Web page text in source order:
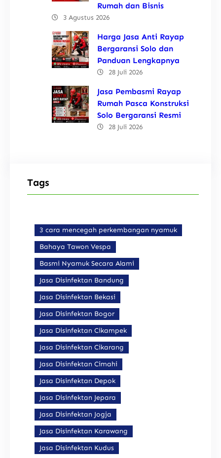
Rumah dan Bisnis
3 Agustus 2026
Harga Jasa Anti Rayap
Bergaransi Solo dan
Panduan Lengkapnya
28 Juli 2026
Jasa Pembasmi Rayap
Rumah Pasca Konstruksi
Solo Bergaransi Resmi
28 Juli 2026
Tags
3 cara mencegah perkembangan nyamuk
Bahaya Tawon Vespa
Basmi Nyamuk Secara Alami
Jasa Disinfektan Bandung
Jasa Disinfektan Bekasi
Jasa Disinfektan Bogor
Jasa Disinfektan Cikampek
Jasa Disinfektan Cikarang
Jasa Disinfektan Cimahi
Jasa Disinfektan Depok
Jasa Disinfektan Jepara
Jasa Disinfektan Jogja
Jasa Disinfektan Karawang
Jasa Disinfektan Kudus